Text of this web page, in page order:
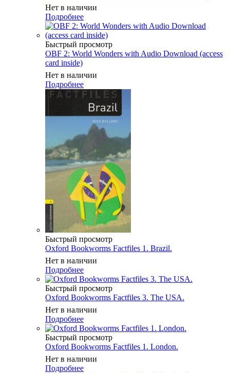
Нет в наличии
Подробнее
Быстрый просмотр
OBF 2: World Wonders with Audio Download (access
card inside)
Нет в наличии
Подробнее
Быстрый просмотр
Oxford Bookworms Factfiles 1. Brazil.
Нет в наличии
Подробнее
Быстрый просмотр
Oxford Bookworms Factfiles 3. The USA.
Нет в наличии
Подробнее
Быстрый просмотр
Oxford Bookworms Factfiles 1. London.
Нет в наличии
Подробнее